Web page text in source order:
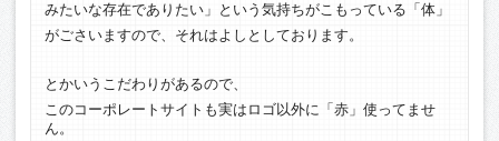
みたいな存在でありたい」という気持ちがこもっている「体」
がごさいますので、それはよしとしております。
とかいうこだわりがあるので、
このコーポレートサイトも実はロゴ以外に「赤」使ってませ
ん。